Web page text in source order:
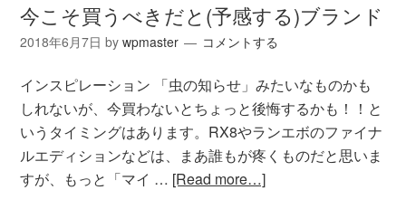
今こそ買うべきだと(予感する)ブランド
2018年6月7日 bywpmaster コメントする
インスピレーション 「虫の知らせ」みたいなものかも
しれないが、今買わないとちょっと後悔するかも！！と
いうタイミングはあります。RX8やランエボのファイナ
ルエディションなどは、まあ誰もが疼くものだと思いま
すが、もっと「マイ … [Read more…]